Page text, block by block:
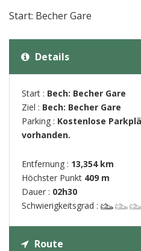
Start: Becher Gare
Details
Start : Bech: Becher Gare
Ziel : Bech: Becher Gare
Parking : Kostenlose
vorhanden.
Entfernung : 13,354 km
Höchster Punkt 409 m
Dauer : 02h30
Schwierigkeitsgrad :
Route